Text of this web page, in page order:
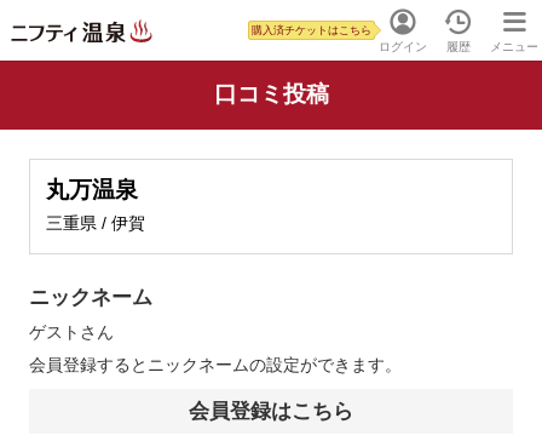
ログイン
購入済チケットはこちら
履歴 メニュー
口コミ投稿
丸万温泉
三重県 / 伊賀
ニックネーム
ゲスト さん
会員登録するとニックネームの設定ができます。
会員登録はこちら